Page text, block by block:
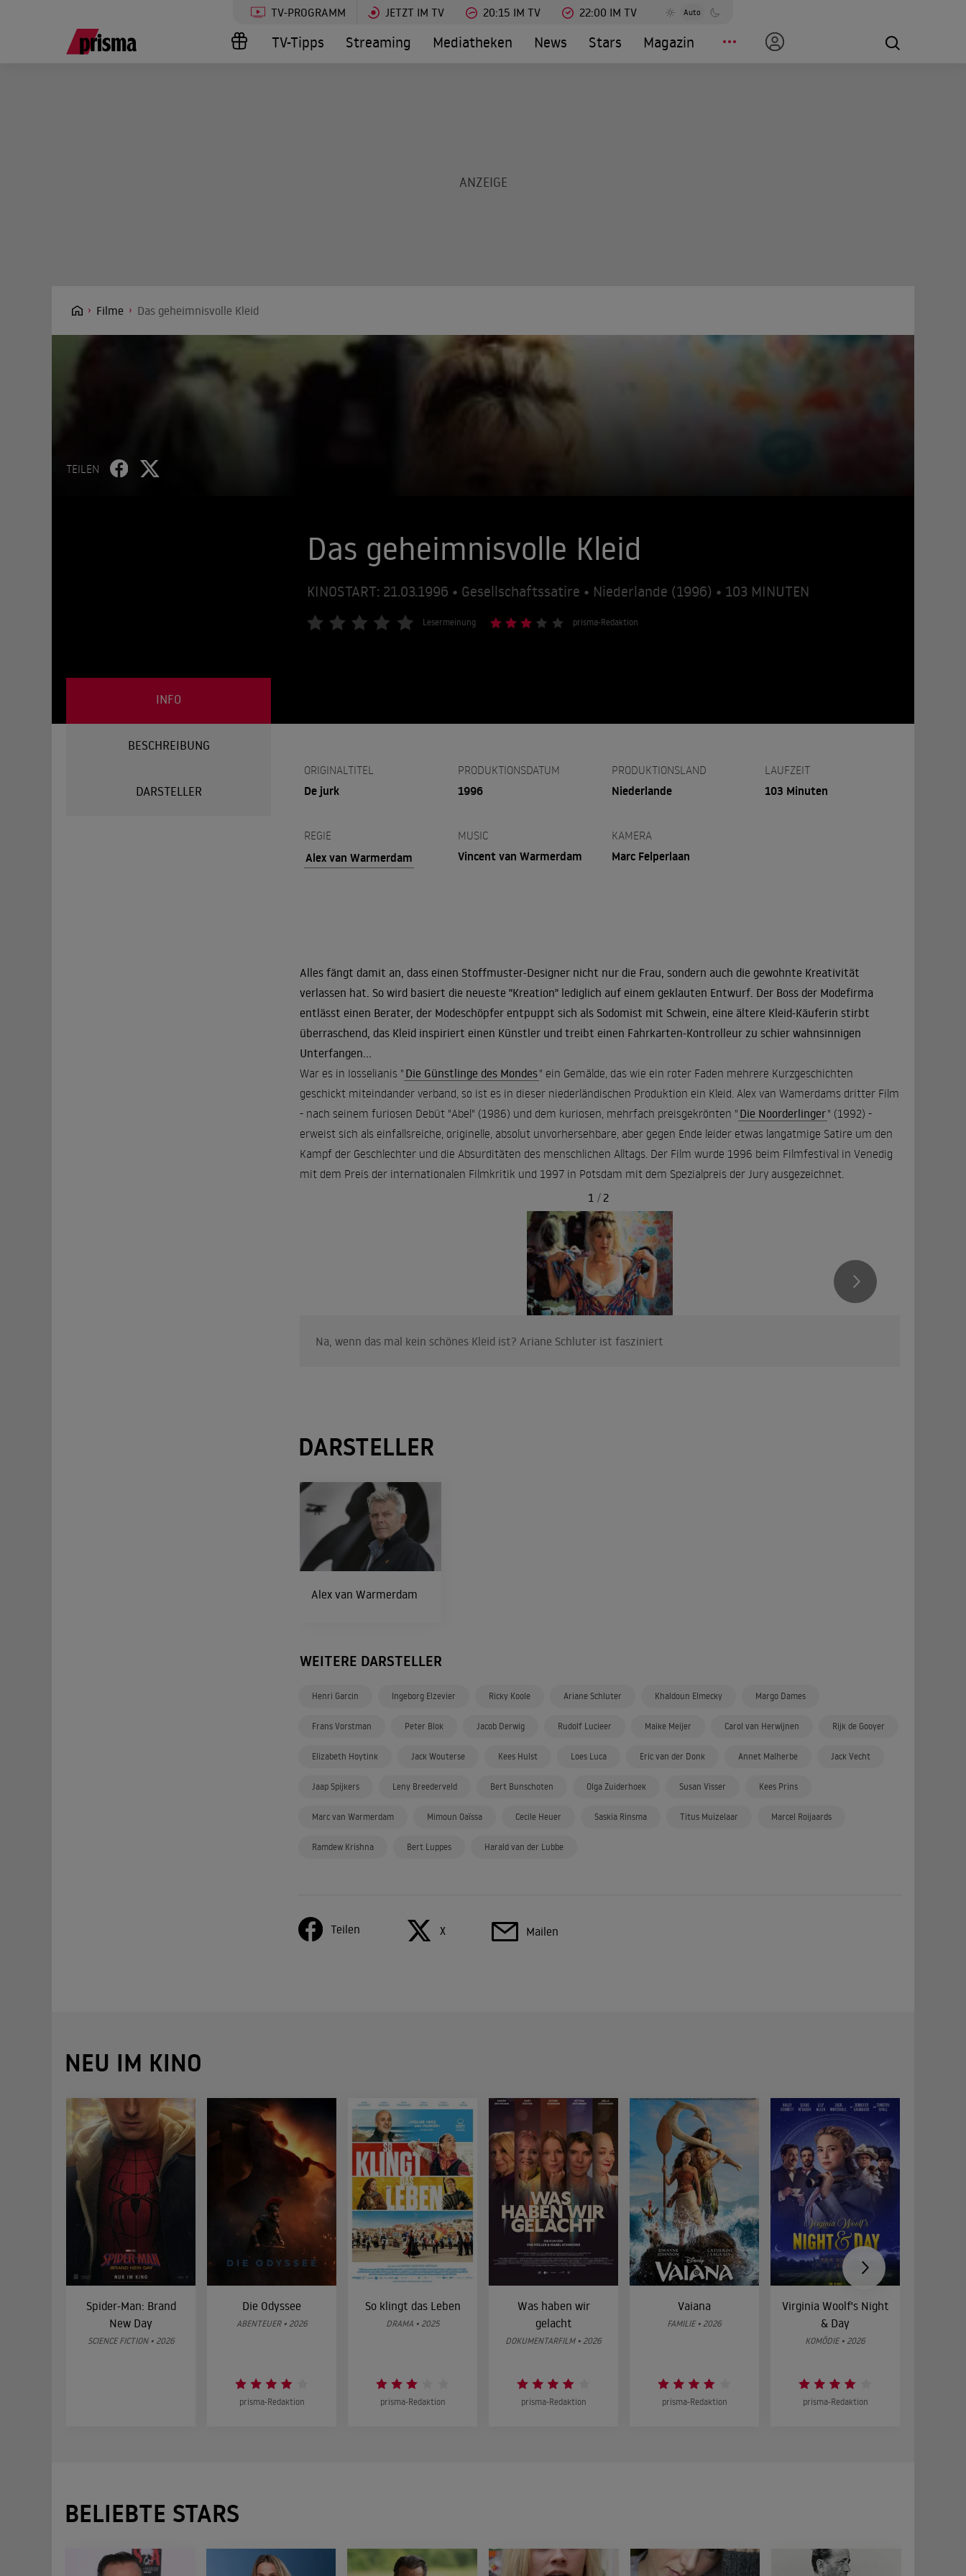
TV-PROGRAMM JETZT IM TV 20:15 IM TV 22:00 IM TV Auto
TV-Tipps Streaming Mediatheken News Stars Magazin
Filme Das geheimnisvolle Kleid
TEILEN
Das geheimnisvolle Kleid
KINOSTART: 21.03.1996 • Gesellschaftssatire • Niederlande (1996) • 103 MINUTEN
Lesermeinung prisma-Redaktion
INFO
BESCHREIBUNG
DARSTELLER
ORIGINALTITEL
De jurk
PRODUKTIONSDATUM
1996
PRODUKTIONSLAND
Niederlande
LAUFZEIT
103 Minuten
REGIE
Alex van Warmerdam
MUSIC
Vincent van Warmerdam
KAMERA
Marc Felperlaan
Alles fängt damit an, dass einen Stoffmuster-Designer nicht nur die Frau, sondern auch die gewohnte Kreativität
verlassen hat. So wird basiert die neueste "Kreation" lediglich auf einem geklauten Entwurf. Der Boss der Modefirma
entlässt einen Berater, der Modeschöpfer entpuppt sich als Sodomist mit Schwein, eine ältere Kleid-Käuferin stirbt
überraschend, das Kleid inspiriert einen Künstler und treibt einen Fahrkarten-Kontrolleur zu schier wahnsinnigen
Unterfangen...
War es in Iosselianis " Die Günstlinge des Mondes" ein Gemälde, das wie ein roter Faden mehrere Kurzgeschichten
geschickt miteindander verband, so ist es in dieser niederländischen Produktion ein Kleid. Alex van Wamerdams dritter Film
- nach seinem furiosen Debüt "Abel" (1986) und dem kuriosen, mehrfach preisgekrönten " Die Noorderlinger" (1992) -
erweist sich als einfallsreiche, originelle, absolut unvorhersehbare, aber gegen Ende leider etwas langatmige Satire um den
Kampf der Geschlechter und die Absurditäten des menschlichen Alltags. Der Film wurde 1996 beim Filmfestival in Venedig
mit dem Preis der internationalen Filmkritik und 1997 in Potsdam mit dem Spezialpreis der Jury ausgezeichnet.
Na, wenn das mal kein schönes Kleid ist? Ariane Schluter ist fasziniert
1 / 2
DARSTELLER
Alex van Warmerdam
WEITERE DARSTELLER
Henri Garcin Ingeborg Elzevier Ricky Koole Ariane Schluter Khaldoun Elmecky Margo Dames
Frans Vorstman Peter Blok Jacob Derwig Rudolf Lucieer Maike Meijer Carol van Herwijnen Rijk de Gooyer
Elizabeth Hoytink Jack Wouterse Kees Hulst Loes Luca Eric van der Donk Annet Malherbe Jack Vecht
Jaap Spijkers Leny Breederveld Bert Bunschoten Olga Zuiderhoek Susan Visser Kees Prins
Marc van Warmerdam Mimoun Oaïssa Cecile Heuer Saskia Rinsma Titus Muizelaar Marcel Roijaards
Ramdew Krishna Bert Luppes Harald van der Lubbe
Teilen X Mailen
NEU IM KINO
Spider-Man: Brand
New Day
SCIENCE FICTION • 2026
Die Odyssee
ABENTEUER • 2026
prisma-Redaktion
So klingt das Leben
DRAMA • 2025
prisma-Redaktion
Was haben wir
gelacht
DOKUMENTARFILM • 2026
prisma-Redaktion
Vaiana
FAMILIE • 2026
prisma-Redaktion
Virginia Woolf's Night
& Day
KOMÖDIE • 2026
prisma-Redaktion
BELIEBTE STARS